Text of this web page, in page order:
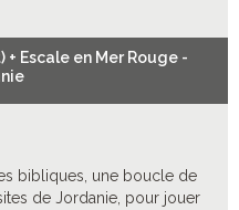
Escale en Mer Rouge -
bibliques, une boucle de
de Jordanie, pour jouer